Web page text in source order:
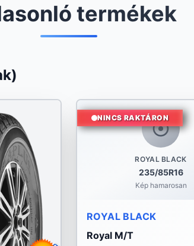
termékek
ROYAL BLACK
235/85R16
Kép hamarosan
NINCS RAKTÁRON
ROYAL BLACK
Royal M/T